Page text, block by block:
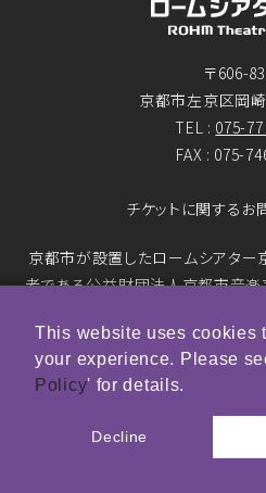
〒606-
京都市左京区岡
TEL : 075-
FAX : 075-
チケットに関するお
京都市が設置したロームシアター
者である公益財団法人京都市音
© ROHM Theatre Kyoto.
トップページメインバナ
This website uses cookies
your experience. Please
Policy' for details.
Decline